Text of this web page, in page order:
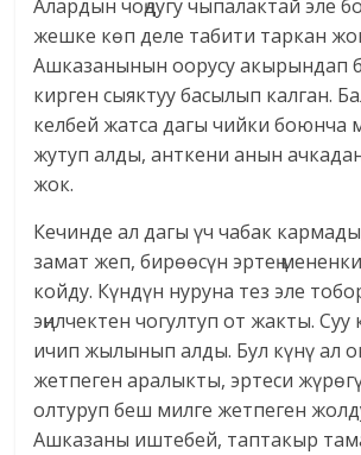
Алардын чоңдугу чыпалактай эле
жешке көп деле табити таркан
Ашказанынын оорусу акырындап
кирген сыяктуу басылып калган.
келбей жатса дагы чийки боюнча
жутуп алды, анткени анын ачкадан
жок.
Кечинде ал дагы үч чабак
замат жеп, бирөөсүн эртең
койду. Күндүн нуруна тез эле
эңилчектен чогултуп от жакты.
ичип жылынып алды. Бул күнү ал
жетпеген аралыкты, эртеси
олтуруп беш милге жетпеген
Ашказаны иштебей, таптакыр